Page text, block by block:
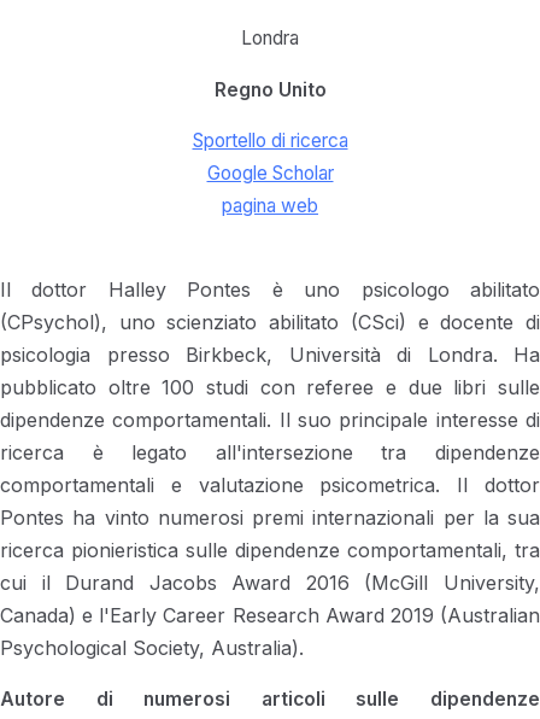
Londra
Regno Unito
Sportello di ricerca
Google Scholar
pagina web
Il dottor Halley Pontes è uno psicologo abilitato
(CPsychol), uno scienziato abilitato (CSci) e docente di
psicologia presso Birkbeck, Università di Londra. Ha
pubblicato oltre 100 studi con referee e due libri sulle
dipendenze comportamentali. Il suo principale interesse di
ricerca è legato all'intersezione tra dipendenze
comportamentali e valutazione psicometrica. Il dottor
Pontes ha vinto numerosi premi internazionali per la sua
ricerca pionieristica sulle dipendenze comportamentali, tra
cui il Durand Jacobs Award 2016 (McGill University,
Canada) e l'Early Career Research Award 2019 (Australian
Psychological Society, Australia).
Autore di numerosi articoli sulle dipendenze